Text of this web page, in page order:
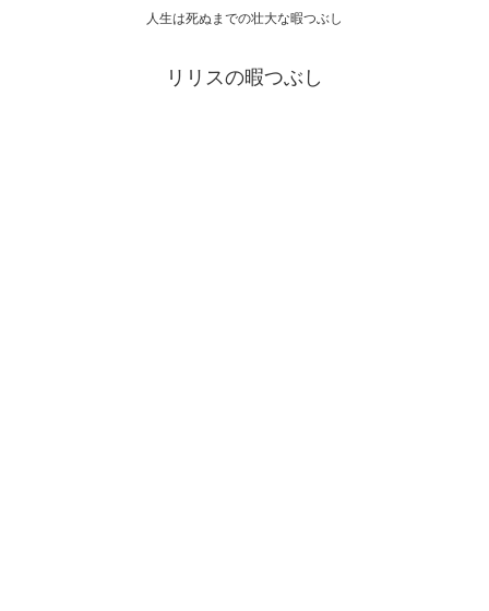
人生は死ぬまでの壮大な暇つぶし
リリスの暇つぶし